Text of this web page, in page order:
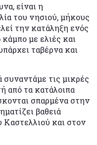
είναι η
του νησιού, μήκους
την κατάληξη ενός
με ελιές και
ταβέρνα και
τις μικρές
από τα κατάλοιπα
σπαρμένα στην
βαθειά
Καστελλιού και στον